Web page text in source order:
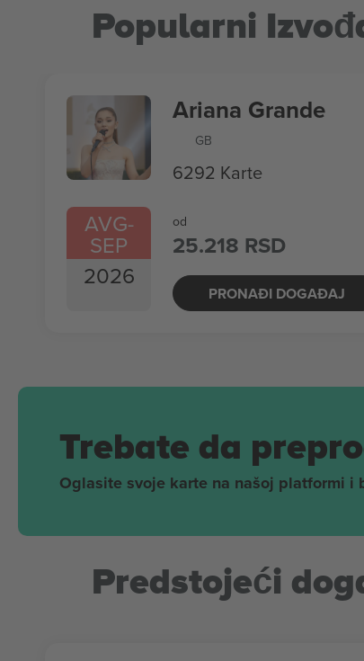
Popularni
AVG-
SEP
2026
Ariana Grande
GB
6292 Karte
od
25.218 RSD
PRONAĐI DOGAĐAJ
Trebate da
Oglasite svoje karte na našoj platformi i
Predstojeći